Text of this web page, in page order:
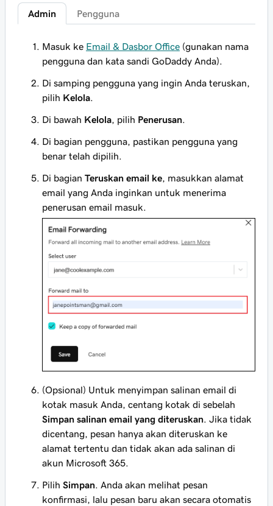
Admin Pengguna
Masuk ke Email & Dasbor Office (gunakan nama
pengguna dan kata sandi GoDaddy Anda).
Di samping pengguna yang ingin Anda teruskan,
pilih Kelola.
Di bawah Kelola, pilih Penerusan.
Di bagian pengguna, pastikan pengguna yang
benar telah dipilih.
Di bagian Teruskan email ke, masukkan alamat
email yang Anda inginkan untuk menerima
penerusan email masuk.
(Opsional) Untuk menyimpan salinan email di
kotak masuk Anda, centang kotak di sebelah
Simpan salinan email yang diteruskan. Jika tidak
dicentang, pesan hanya akan diteruskan ke
alamat tertentu dan tidak akan ada salinan di
akun Microsoft 365.
Pilih Simpan. Anda akan melihat pesan
konfirmasi, lalu pesan baru akan secara otomatis